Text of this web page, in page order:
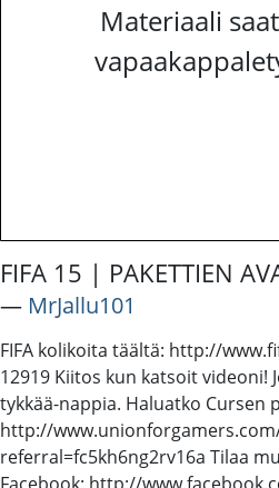
Materiaali
FIFA 15 | PAKETTIEN
― MrJallu101
FIFA kolikoita täältä: http://
12919 Kiitos kun katsoit videoni!
tykkää-nappia. Haluatko Cursen
http://
referral=fc5kh6ng2rv16a Tilaa